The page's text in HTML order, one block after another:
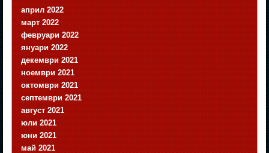
април 2022
март 2022
февруари 2022
януари 2022
декември 2021
ноември 2021
октомври 2021
септември 2021
август 2021
юли 2021
юни 2021
май 2021